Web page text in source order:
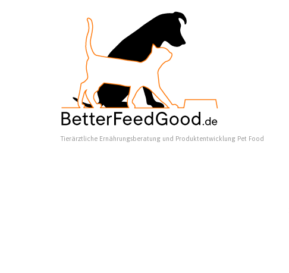
Tierärztliche Ernährungsberatung und Produktentwicklung Pet Food